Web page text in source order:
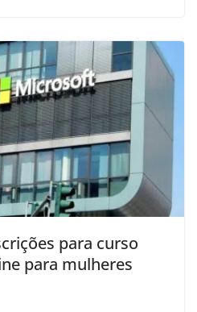
para curso
para mulheres